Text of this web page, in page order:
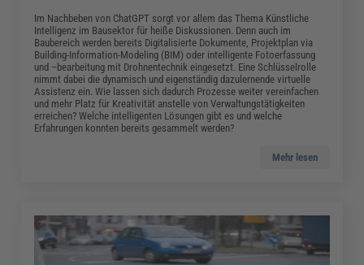
Im Nachbeben von ChatGPT sorgt vor allem das Thema Künstliche
Intelligenz im Bausektor für heiße Diskussionen. Denn auch im
Baubereich werden bereits Digitalisierte Dokumente, Projektplan via
Building-Information-Modeling (BIM) oder intelligente Fotoerfassung
und –bearbeitung mit Drohnentechnik eingesetzt. Eine Schlüsselrolle
nimmt dabei die dynamisch und eigenständig dazulernende virtuelle
Assistenz ein. Wie lassen sich dadurch Prozesse weiter vereinfachen
und mehr Platz für Kreativität anstelle von Verwaltungstätigkeiten
erreichen? Welche intelligenten Lösungen gibt es und welche
Erfahrungen konnten bereits gesammelt werden?
Mehr lesen